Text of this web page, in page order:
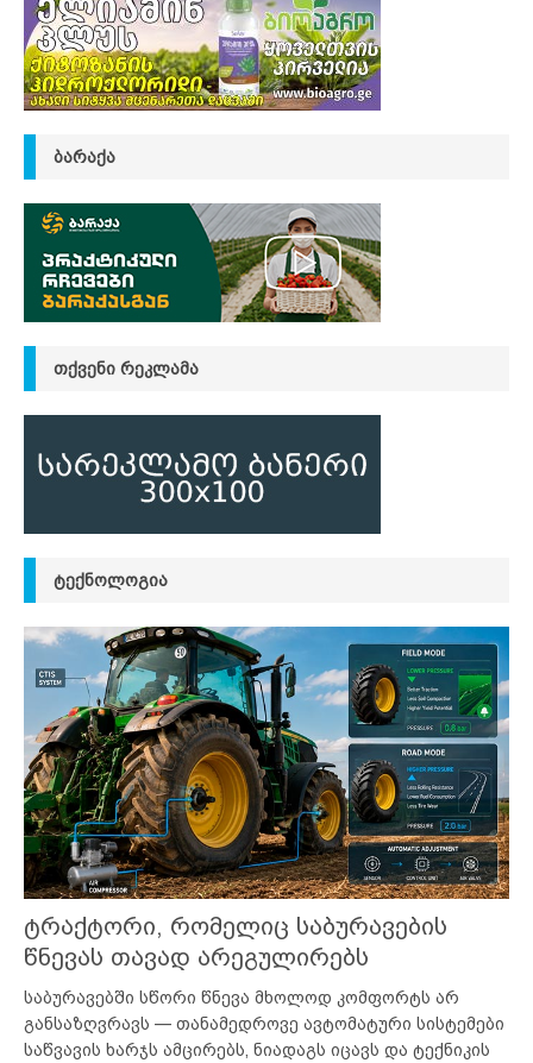
ᲑᲐᲠᲐᲥᲐ
ᲗᲥᲕᲔᲜᲘ ᲠᲔᲙᲚᲐᲛᲐ
ᲢᲔᲥᲜᲝᲚᲝᲒᲘᲐ
ტრაქტორი, რომელიც საბურავების
წნევას თავად არეგულირებს
საბურავებში სწორი წნევა მხოლოდ კომფორტს არ
განსაზღვრავს — თანამედროვე ავტომატური სისტემები
საწვავის ხარჯს ამცირებს, ნიადაგს იცავს და ტექნიკის